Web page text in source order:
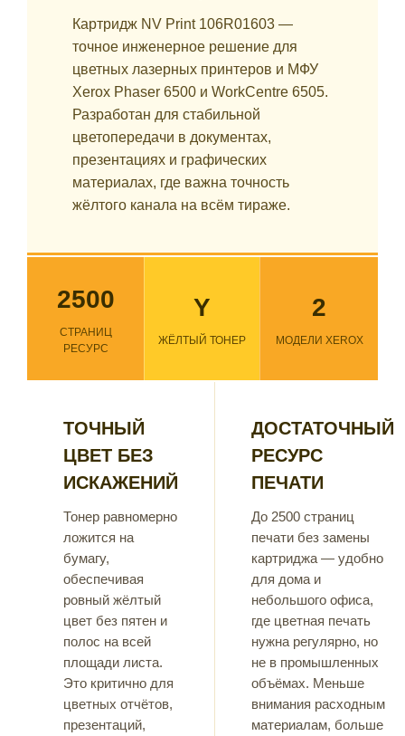
Картридж NV Print 106R01603 —
точное инженерное решение для
цветных лазерных принтеров и МФУ
Xerox Phaser 6500 и WorkCentre 6505.
Разработан для стабильной
цветопередачи в документах,
презентациях и графических
материалах, где важна точность
жёлтого канала на всём тираже.
2500
СТРАНИЦ
РЕСУРС
Y
ЖЁЛТЫЙ ТОНЕР
2
МОДЕЛИ XEROX
ТОЧНЫЙ
ЦВЕТ БЕЗ
ИСКАЖЕНИЙ
Тонер равномерно
ложится на
бумагу,
обеспечивая
ровный жёлтый
цвет без пятен и
полос на всей
площади листа.
Это критично для
цветных отчётов,
презентаций,
ДОСТАТОЧНЫЙ
РЕСУРС
ПЕЧАТИ
До 2500 страниц
печати без замены
картриджа — удобно
для дома и
небольшого офиса,
где цветная печать
нужна регулярно, но
не в промышленных
объёмах. Меньше
внимания расходным
материалам, больше